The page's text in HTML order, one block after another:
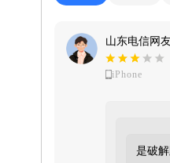
山东电信网
iPhone
是破